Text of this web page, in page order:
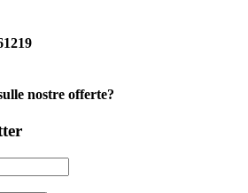
nostre offerte?